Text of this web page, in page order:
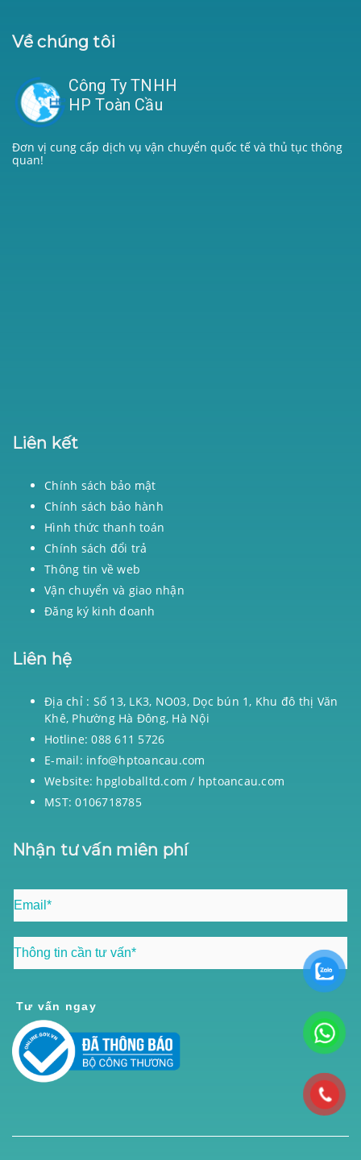
Về chúng tôi
Công Ty TNHH
HP Toàn Cầu
Đơn vị cung cấp dịch vụ vận chuyển quốc tế và thủ tục thông
quan!
Liên kết
Chính sách bảo mật
Chính sách bảo hành
Hình thức thanh toán
Chính sách đổi trả
Thông tin về web
Vận chuyển và giao nhận
Đăng ký kinh doanh
Liên hệ
Địa chỉ : Số 13, LK3, NO03, Dọc bún 1, Khu đô thị Văn
Khê, Phường Hà Đông, Hà Nội
Hotline: 088 611 5726
E-mail: info@hptoancau.com
Website: hpgloballtd.com / hptoancau.com
MST: 0106718785
Nhận tư vấn miên phí
Tư vấn ngay